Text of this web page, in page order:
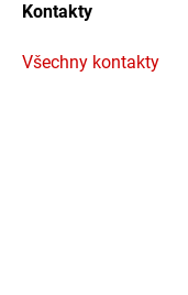
Kontakty
Všechny kontakty